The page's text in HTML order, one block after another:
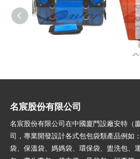
名宸股份有限公司
名宸股份有限公司在中國廈門設廠安特（
司，專業開發設計各式包包袋類產品例如
袋、保溫袋、媽媽袋、環保袋、盥洗包、